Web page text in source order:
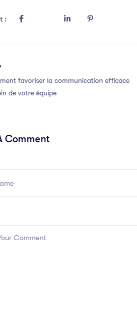
:
favoriser la communication efficace
de votre équipe
Comment